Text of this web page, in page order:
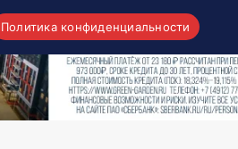
Политика конфиденциальности